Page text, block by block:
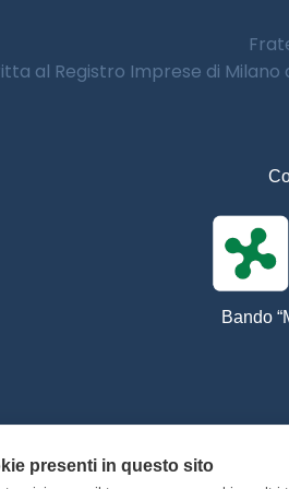
al Registro Imprese di Milano
Bando
presenti in questo sito